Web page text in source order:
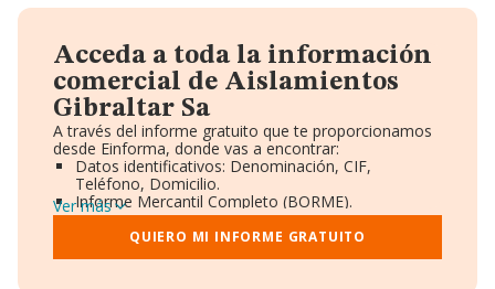
Acceda a toda la información
comercial de Aislamientos
Gibraltar Sa
A través del informe gratuito que te proporcionamos
desde Einforma, donde vas a encontrar:
Datos identificativos: Denominación, CIF,
Teléfono, Domicilio.
Informe Mercantil Completo (BORME).
Gráficos de Evolución Ventas y Empleados.
Consejo de Administración y Administradores.
Directivos y Ejecutivos.
Ver más
QUIERO MI INFORME GRATUITO